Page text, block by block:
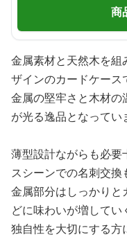
商
金属素材と天然木を
ザインのカードケース
金属の堅牢さと木材の
が光る逸品となってい
薄型設計ながらも必
スシーンでの名刺交換
金属部分はしっかりと
どに味わいが増してい
独自性を大切にする